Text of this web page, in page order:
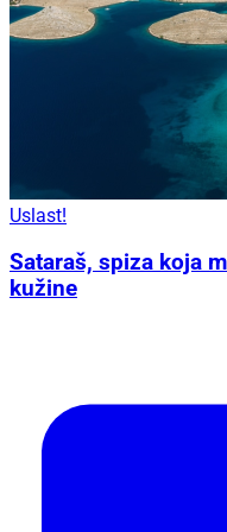
Uslast!
Sataraš, spiza koja
kužine